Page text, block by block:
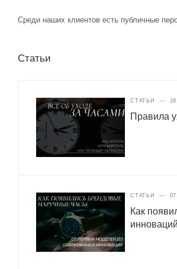
Среди наших клиентов есть публичные
Статьи
СТАТЬИ —
Правила
СТАТЬИ —
Как
инноваций